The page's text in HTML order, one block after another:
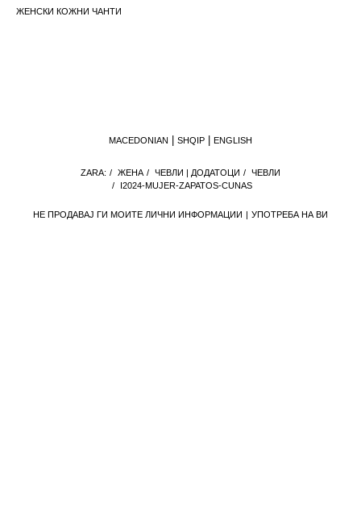
ЖЕНСКИ КОЖНИ ЧАНТИ
НЕ ПРОДАВАЈ ГИ МОИТЕ ЛИЧНИ ИНФОРМАЦИИ УПОТРЕБА НА ВИ
ZARA: / ЖЕНА / ЧЕВЛИ | ДОДАТОЦИ / ЧЕВЛИ
/
I2024-MUJER-ZAPATOS-CUNAS
MACEDONIAN SHQIP ENGLISH